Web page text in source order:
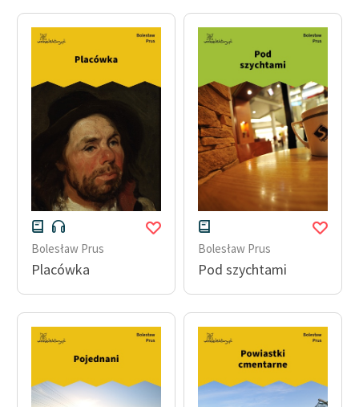
Bolesław Prus
Placówka
Bolesław Prus
Pod szychtami